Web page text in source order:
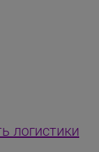
логистики